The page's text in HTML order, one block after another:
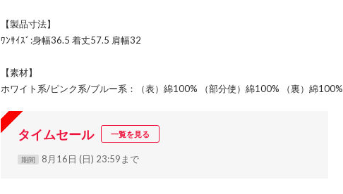
【製品寸法】
ﾜﾝｻｲｽﾞ:身幅36.5 着丈57.5 肩幅32
【素材】
ホワイト系/ピンク系/ブルー系：（表）綿100% （部分使）綿100% （裏）綿100%
タイムセール 一覧を見る
期間 8月16日 (日) 23:59まで